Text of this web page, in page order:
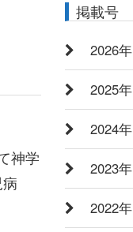
神学
掲載号
2026年
2025年
2024年
2023年
2022年